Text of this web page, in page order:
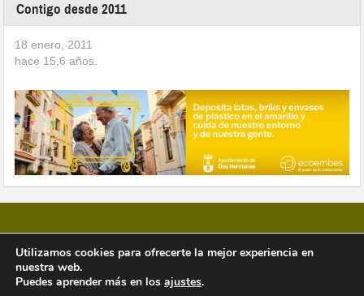
Contigo desde 2011
18 enero, 2011
hace 15,6 años.
Copyright © 2026 Vivir en Montequinto Periódico Digital
Utilizamos cookies para ofrecerte la mejor experiencia en
nuestra web.
Puedes aprender más en los ajustes.